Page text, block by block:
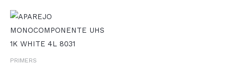
PRIMERS